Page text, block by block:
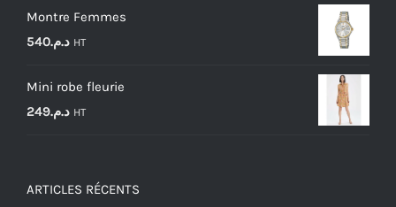
initial
était :
actuel
Montre Femmes
د.م.540 HT
Mini robe fleurie
د.م.249 HT
ARTICLES RÉCENTS